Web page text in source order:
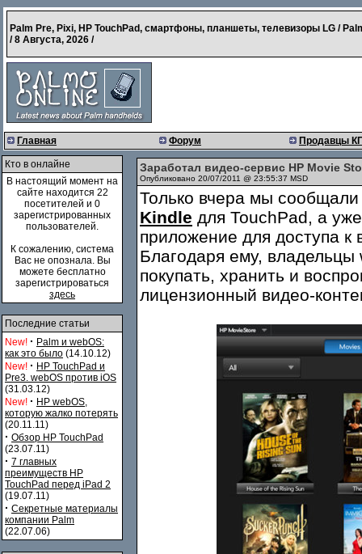
Palm Pre, Pixi, HP TouchPad, смартфоны, планшеты, телевизоры LG /
/8 Августа, 2026 /
Главная Форум Продавцы
Кто в онлайне
В настоящий момент на
сайте находится 22
посетителей и 0
зарегистрированных
пользователей.
К сожалению, система
Вас не опознала. Вы
можете бесплатно
зарегистрироваться
здесь
Последние статьи
New! · Palm и webOS:
как это было (14.10.12)
New! · HP TouchPad и
Pre3. webOS против iOS
(31.03.12)
New! · HP webOS,
которую жалко потерять
(20.11.11)
· Обзор HP TouchPad
(23.07.11)
· 7 главных
преимуществ HP
TouchPad перед iPad 2
(19.07.11)
· Секретные материалы
компании Palm
(22.07.06)
Заработал видео-сервис HP Movie
Опубликовано 20/07/2011 @ 23:55:37 MSD
Только вчера мы
Kindle для TouchPad, а
приложение для доступа к
Благодаря ему, владельцы
покупать, хранить и
лицензионный видео-